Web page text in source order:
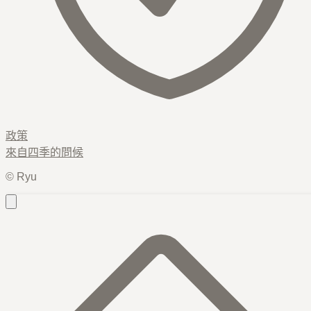
政策
來自 四季的問候
© Ryu